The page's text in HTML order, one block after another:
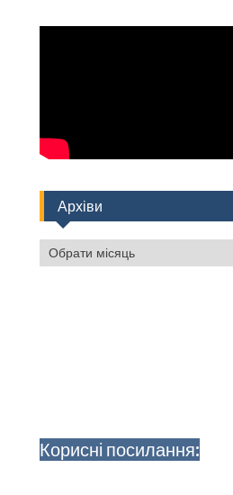
Архіви
Архіви
Корисні посилання: